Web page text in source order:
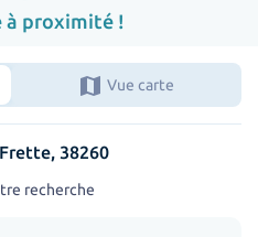
proximité !
map Vue carte
38260
recherche